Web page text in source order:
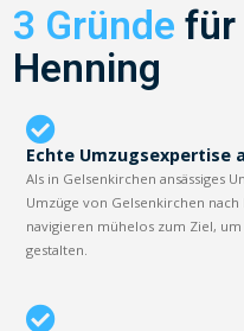
3 Gründe für
Henning
Echte Umzugsexpertise
Als in Gelsenkirchen ansässiges
Umzüge von Gelsenkirchen
navigieren mühelos zum Ziel,
gestalten.